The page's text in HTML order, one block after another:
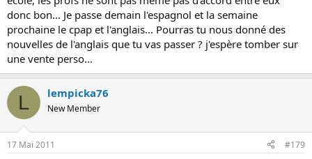
donc bon... Je passe demain l'espagnol et la semaine
prochaine le cpap et l'anglais... Pourras tu nous donné des
nouvelles de l'anglais que tu vas passer ? j'espère tomber sur
une vente perso...
L lempicka76
New Member
17 Mai 2011 #179